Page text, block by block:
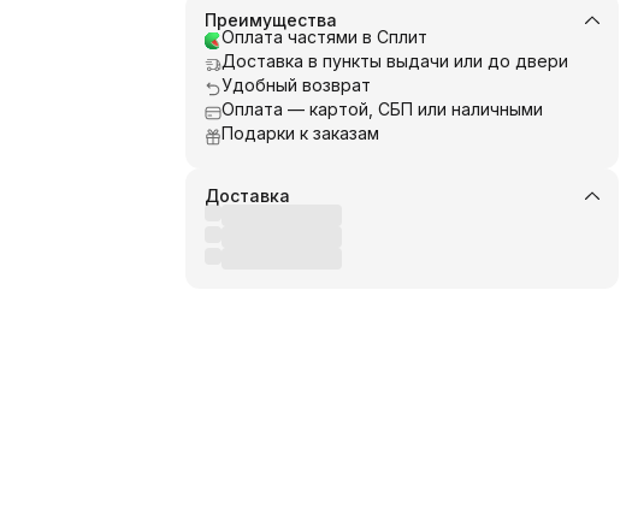
Преимущества
Оплата частями в Сплит
Доставка в пункты выдачи или до двери
Удобный возврат
Оплата — картой, СБП или наличными
Подарки к заказам
Доставка